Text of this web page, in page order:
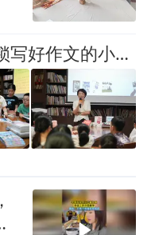
黄纷纷携新书与读者解锁写好作文的小秘密